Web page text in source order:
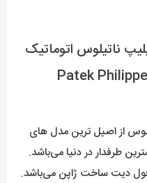
ناتیلوس اتوماتیک
مشکی صفحه ابی دی دیت Patek Philippe
از اصیل ترین مدل های
طرفدار در دنیا می‌باشد.
دیت ساخت ژاپن می‌باشد.